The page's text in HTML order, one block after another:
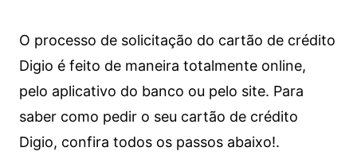
O processo de solicitação do cartão de crédito
Digio é feito de maneira totalmente online,
pelo aplicativo do banco ou pelo site. Para
saber como pedir o seu cartão de crédito
Digio, confira todos os passos abaixo!.